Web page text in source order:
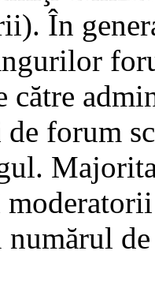
În
către
de forum
de